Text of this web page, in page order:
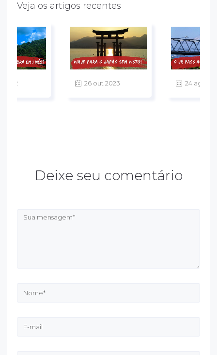
Veja os artigos recentes
2022 26 out 2023 24 ago
Deixe seu comentário